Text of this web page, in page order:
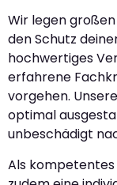
Wir legen
den Schutz
hochwertiges
erfahrene
vorgehen.
optimal
unbeschädigt
Als